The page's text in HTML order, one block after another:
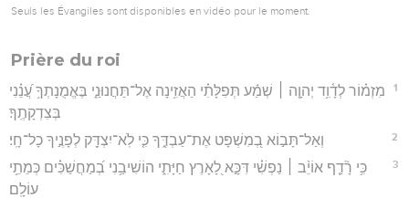
Seuls les Évangiles sont disponibles en vidéo pour le moment.
Prière du roi
1
מִזְמ֗וֹר לְדָ֫וִ֥ד יְהוָ֤ה ׀ שְׁמַ֬ע תְּפִלָּתִ֗י הַאֲזִ֥ינָה אֶל־תַּחֲנוּנַ֑י בֶּאֱמֻנָתְךָ֥ עֲ֝נֵ֗נִי
בְּצִדְקָתֶֽךָ׃
2 וְאַל־תָּב֣וֹא בְ֭מִשְׁפָּט אֶת־עַבְדֶּ֑ךָ כִּ֤י לֹֽא־יִצְדַּ֖ק לְפָנֶ֣יךָ כָל־חָֽי׃
3
כִּ֥י רָ֘דַ֤ף אוֹיֵ֨ב ׀ נַפְשִׁ֗י דִּכָּ֣א לָ֭אָרֶץ חַיָּתִ֑י הוֹשִׁיבַ֥נִי בְ֝מַחֲשַׁכִּ֗ים כְּמֵתֵ֥י
עוֹלָֽם׃